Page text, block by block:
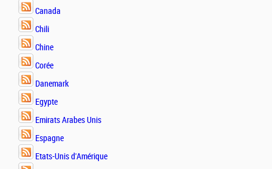
Canada
Chili
Chine
Corée
Danemark
Egypte
Emirats Arabes Unis
Espagne
Etats-Unis d'Amérique